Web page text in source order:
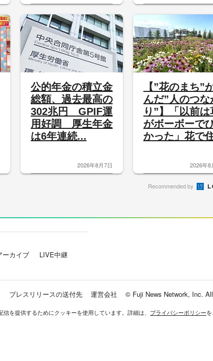
公的年金の積立金
総額、過去最高の
302兆円 GPIF運
用好調 厚生年金
は6年連続...
2026年8月7日
【”花のまち”
んだ”人のつな
り”】「以前は
がボーボーで
かった」花で
2026年8
Recommended by
ーカイブ LIVE中継
プレスリリースの送付先 運営会社 © Fuji News Network, Inc.
を提供するためにクッキーを使⽤しています。詳細は、 プライバシーポリシー